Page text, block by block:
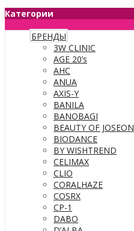
Категории
БРЕНДЫ
3W CLINIC
AGE 20’s
AHC
ANUA
AXIS-Y
BANILA
BANOBAGI
BEAUTY OF JOSEON
BIODANCE
BY WISHTREND
CELIMAX
CLIO
CORALHAZE
COSRX
CP-1
DABO